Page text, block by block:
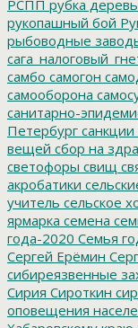
РСПП рубка
рукопашный бой
рыбоводные
самбо самогон
самооборона
санитарно-
Петербург санкции
вещей сбор на
светофоры свищ
акробатики
учитель сельское
ярмарка семена
года-2020 Семья
Сергей Ерёмин
сибиреязвенные
Сирия Сироткин
оповещения